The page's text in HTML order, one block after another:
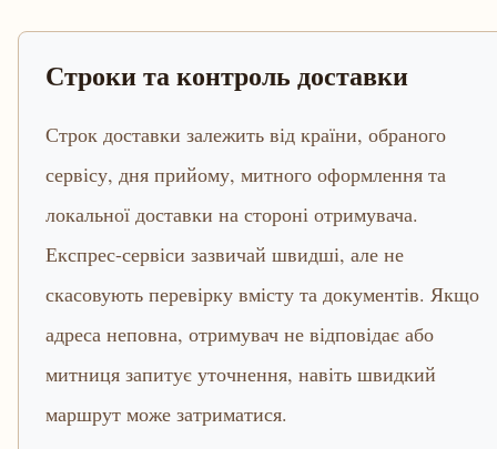
Строки та контроль доставки
Строк доставки залежить від країни, обраного
сервісу, дня прийому, митного оформлення та
локальної доставки на стороні отримувача.
Експрес-сервіси зазвичай швидші, але не
скасовують перевірку вмісту та документів. Якщо
адреса неповна, отримувач не відповідає або
митниця запитує уточнення, навіть швидкий
маршрут може затриматися.